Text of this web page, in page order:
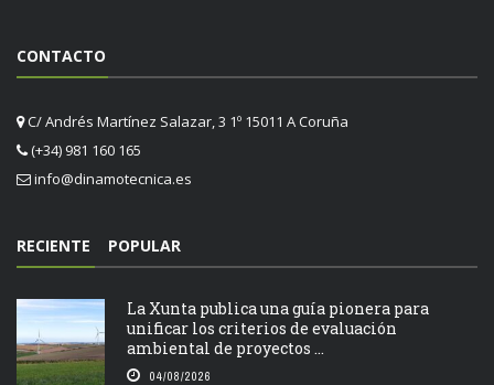
CONTACTO
C/ Andrés Martínez Salazar, 3 1º 15011 A Coruña
(+34) 981 160 165
info@dinamotecnica.es
RECIENTE POPULAR
La Xunta publica una guía pionera para
unificar los criterios de evaluación
ambiental de proyectos ...
04/08/2026